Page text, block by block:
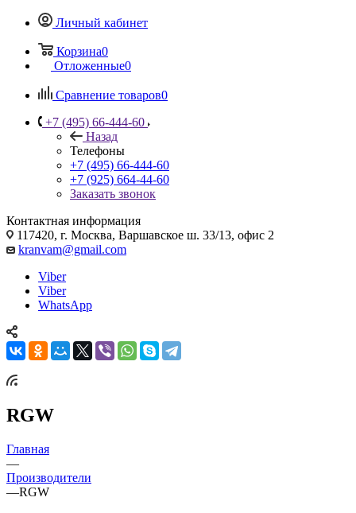
Личный кабинет
Корзина0
Отложенные0
Сравнение товаров0
+7 (495) 66-444-60
Назад
Телефоны
+7 (495) 66-444-60
+7 (925) 664-44-60
Заказать звонок
Контактная информация
117420, г. Москва, Варшавское ш. 33/13, офис 2
kranvam@gmail.com
Viber
Viber
WhatsApp
RGW
Главная
—
Производители
—RGW